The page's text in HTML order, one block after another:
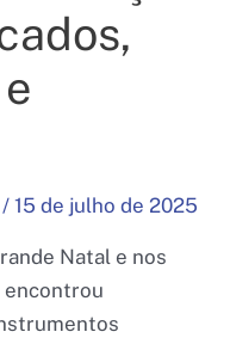
/15 de julho de 2025
Natal e nos
encontrou